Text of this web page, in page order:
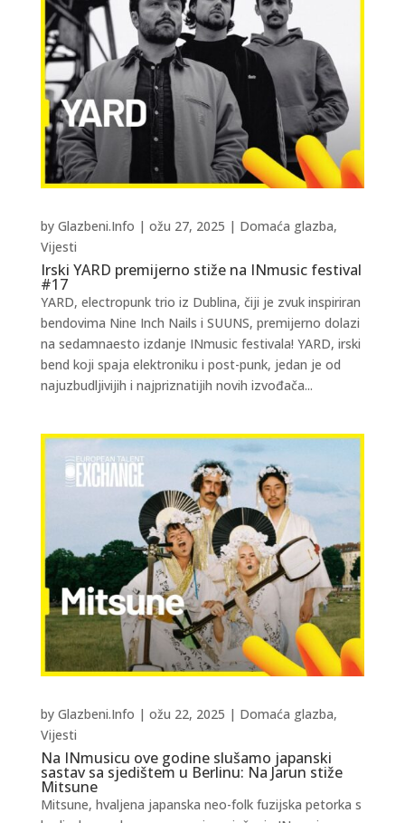
Irski YARD premijerno stiže na INmusic festival
#17
by Glazbeni.Info | ožu 27, 2025 | Domaća glazba,
Vijesti
YARD, electropunk trio iz Dublina, čiji je zvuk inspiriran
bendovima Nine Inch Nails i SUUNS, premijerno dolazi
na sedamnaesto izdanje INmusic festivala! YARD, irski
bend koji spaja elektroniku i post-punk, jedan je od
najuzbudljivijih i najpriznatijih novih izvođača...
Na INmusicu ove godine slušamo japanski
sastav sa sjedištem u Berlinu: Na Jarun stiže
Mitsune
by Glazbeni.Info | ožu 22, 2025 | Domaća glazba,
Vijesti
Mitsune, hvaljena japanska neo-folk fuzijska petorka s